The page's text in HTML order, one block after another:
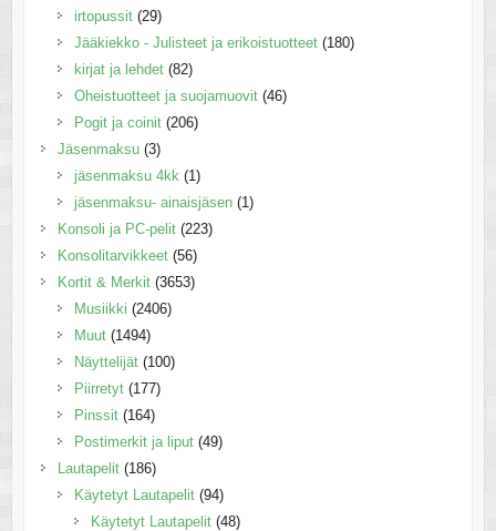
irtopussit (29)
Jääkiekko - Julisteet ja erikoistuotteet (180)
kirjat ja lehdet (82)
Oheistuotteet ja suojamuovit (46)
Pogit ja coinit (206)
Jäsenmaksu (3)
jäsenmaksu 4kk (1)
jäsenmaksu- ainaisjäsen (1)
Konsoli ja PC-pelit (223)
Konsolitarvikkeet (56)
Kortit & Merkit (3653)
Musiikki (2406)
Muut (1494)
Näyttelijät (100)
Piirretyt (177)
Pinssit (164)
Postimerkit ja liput (49)
Lautapelit (186)
Käytetyt Lautapelit (94)
Käytetyt Lautapelit (48)